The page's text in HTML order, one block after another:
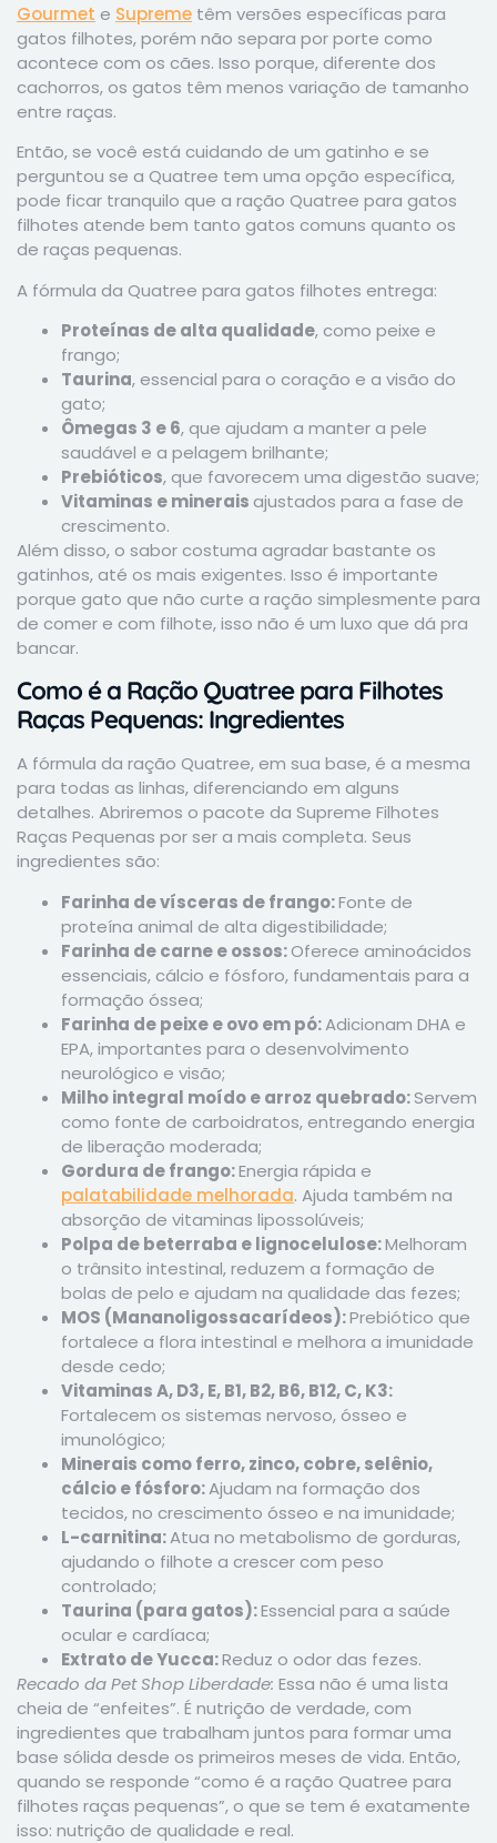
Gourmet e Supreme têm versões específicas para
gatos filhotes, porém não separa por porte como
acontece com os cães. Isso porque, diferente dos
cachorros, os gatos têm menos variação de tamanho
entre raças.
Então, se você está cuidando de um gatinho e se
perguntou se a Quatree tem uma opção específica,
pode ficar tranquilo que a ração Quatree para gatos
filhotes atende bem tanto gatos comuns quanto os
de raças pequenas.
A fórmula da Quatree para gatos filhotes entrega:
Proteínas de alta qualidade, como peixe e
frango;
Taurina, essencial para o coração e a visão do
gato;
Ômegas 3 e 6, que ajudam a manter a pele
saudável e a pelagem brilhante;
Prebióticos, que favorecem uma digestão suave;
Vitaminas e minerais ajustados para a fase de
crescimento.
Além disso, o sabor costuma agradar bastante os
gatinhos, até os mais exigentes. Isso é importante
porque gato que não curte a ração simplesmente para
de comer e com filhote, isso não é um luxo que dá pra
bancar.
Como é a Ração Quatree para Filhotes
Raças Pequenas: Ingredientes
A fórmula da ração Quatree, em sua base, é a mesma
para todas as linhas, diferenciando em alguns
detalhes. Abriremos o pacote da Supreme Filhotes
Raças Pequenas por ser a mais completa. Seus
ingredientes são:
Farinha de vísceras de frango:Fonte de
proteína animal de alta digestibilidade;
Farinha de carne e ossos:Oferece aminoácidos
essenciais, cálcio e fósforo, fundamentais para a
formação óssea;
Farinha de peixe e ovo em pó:Adicionam DHA e
EPA, importantes para o desenvolvimento
neurológico e visão;
Milho integral moído e arroz quebrado:Servem
como fonte de carboidratos, entregando energia
de liberação moderada;
Gordura de frango:Energia rápida e
palatabilidade melhorada. Ajuda também na
absorção de vitaminas lipossolúveis;
Polpa de beterraba e lignocelulose:Melhoram
o trânsito intestinal, reduzem a formação de
bolas de pelo e ajudam na qualidade das fezes;
MOS (Mananoligossacarídeos):Prebiótico que
fortalece a flora intestinal e melhora a imunidade
desde cedo;
Vitaminas A, D3, E, B1, B2, B6, B12, C, K3:
Fortalecem os sistemas nervoso, ósseo e
imunológico;
Minerais como ferro, zinco, cobre, selênio,
cálcio e fósforo:Ajudam na formação dos
tecidos, no crescimento ósseo e na imunidade;
L-carnitina:Atua no metabolismo de gorduras,
ajudando o filhote a crescer com peso
controlado;
Taurina (para gatos):Essencial para a saúde
ocular e cardíaca;
Extrato de Yucca:Reduz o odor das fezes.
Recado da Pet Shop Liberdade: Essa não é uma lista
cheia de “enfeites”. É nutrição de verdade, com
ingredientes que trabalham juntos para formar uma
base sólida desde os primeiros meses de vida. Então,
quando se responde “como é a ração Quatree para
filhotes raças pequenas”, o que se tem é exatamente
isso: nutrição de qualidade e real.